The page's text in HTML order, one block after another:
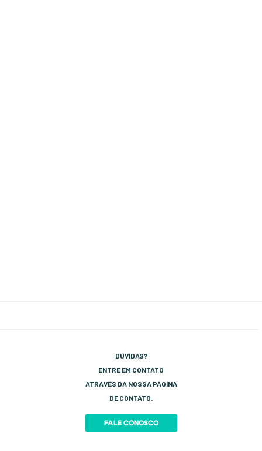
DÚVIDAS?
ENTRE EM CONTATO
ATRAVÉS DA NOSSA PÁGINA
DE CONTATO.
FALE CONOSCO